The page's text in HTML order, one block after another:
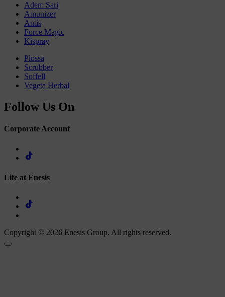
Adem Sari
Amunizer
Antis
Force Magic
Kispray
Plossa
Scrubber
Soffell
Vegeta Herbal
Follow Us On
Corporate Account
Life at Enesis
Copyright © 2026 Enesis Group. All rights reserved.